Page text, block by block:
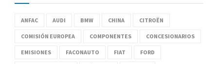
ANFAC AUDI BMW CHINA CITROËN
COMISIÓN EUROPEA COMPONENTES CONCESIONARIOS
EMISIONES FACONAUTO FIAT FORD